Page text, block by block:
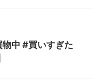
物中 #買いすぎた